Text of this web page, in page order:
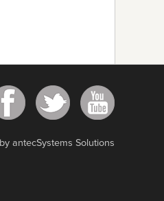
antecSystems Solutions